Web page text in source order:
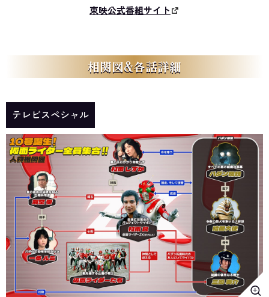
東映公式番組サイト
相関図&各話詳細
テレビスペシャル